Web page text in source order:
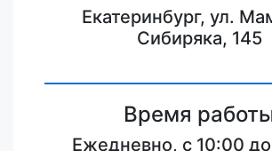
Екатеринбург, ул.
Сибиряка, 145
Время
Ежедневно, с 10:00